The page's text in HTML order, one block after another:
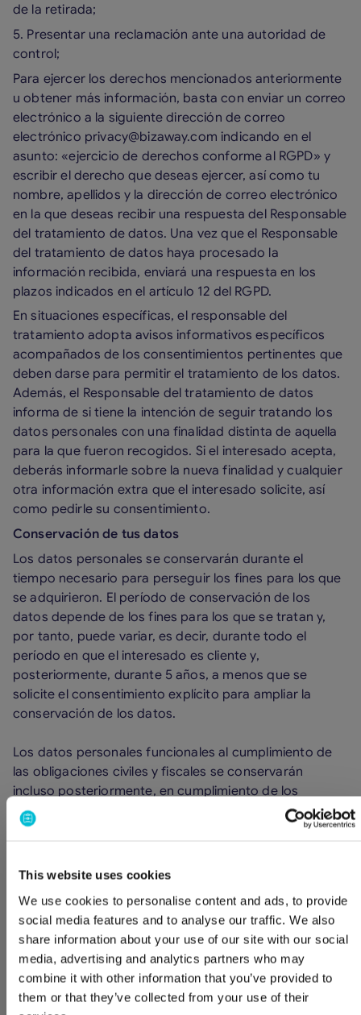
This website uses cookies
We use cookies to personalise content and ads, to provide
social media features and to analyse our traffic. We also
share information about your use of our site with our social
media, advertising and analytics partners who may
combine it with other information that you’ve provided to
them or that they’ve collected from your use of their
de la retirada;
5. Presentar una reclamación ante una autoridad de
control;
Para ejercer los derechos mencionados anteriormente
u obtener más información, basta con enviar un correo
electrónico a la siguiente dirección de correo
electrónico privacy@bizaway.com indicando en el
asunto: «ejercicio de derechos conforme al RGPD» y
escribir el derecho que deseas ejercer, así como tu
nombre, apellidos y la dirección de correo electrónico
en la que deseas recibir una respuesta del Responsable
del tratamiento de datos. Una vez que el Responsable
del tratamiento de datos haya procesado la
información recibida, enviará una respuesta en los
plazos indicados en el artículo 12 del RGPD.
En situaciones específicas, el responsable del
tratamiento adopta avisos informativos específicos
acompañados de los consentimientos pertinentes que
deben darse para permitir el tratamiento de los datos.
Además, el Responsable del tratamiento de datos
informa de si tiene la intención de seguir tratando los
datos personales con una finalidad distinta de aquella
para la que fueron recogidos. Si el interesado acepta,
deberás informarle sobre la nueva finalidad y cualquier
otra información extra que el interesado solicite, así
como pedirle su consentimiento.
Conservación de tus datos
Los datos personales se conservarán durante el
tiempo necesario para perseguir los fines para los que
se adquirieron. El período de conservación de los
datos depende de los fines para los que se tratan y,
por tanto, puede variar, es decir, durante todo el
período en que el interesado es cliente y,
posteriormente, durante 5 años, a menos que se
solicite el consentimiento explícito para ampliar la
conservación de los datos.
Los datos personales funcionales al cumplimiento de
las obligaciones civiles y fiscales se conservarán
incluso posteriormente, en cumplimiento de los
tiempos de conservación previstos por las normas
aplicables en cada momento y para la posible defensa
Cookies
Una cookie es un pequeño archivo de texto que
deposita un sitio web en el disco duro del dispositivo
del usuario; las cookies identifican de una forma única
el navegador del usuario. Las cookies no dañan el
ordenador y no contienen virus. Las cookies tienen la
función de agilizar el análisis del tráfico web o de